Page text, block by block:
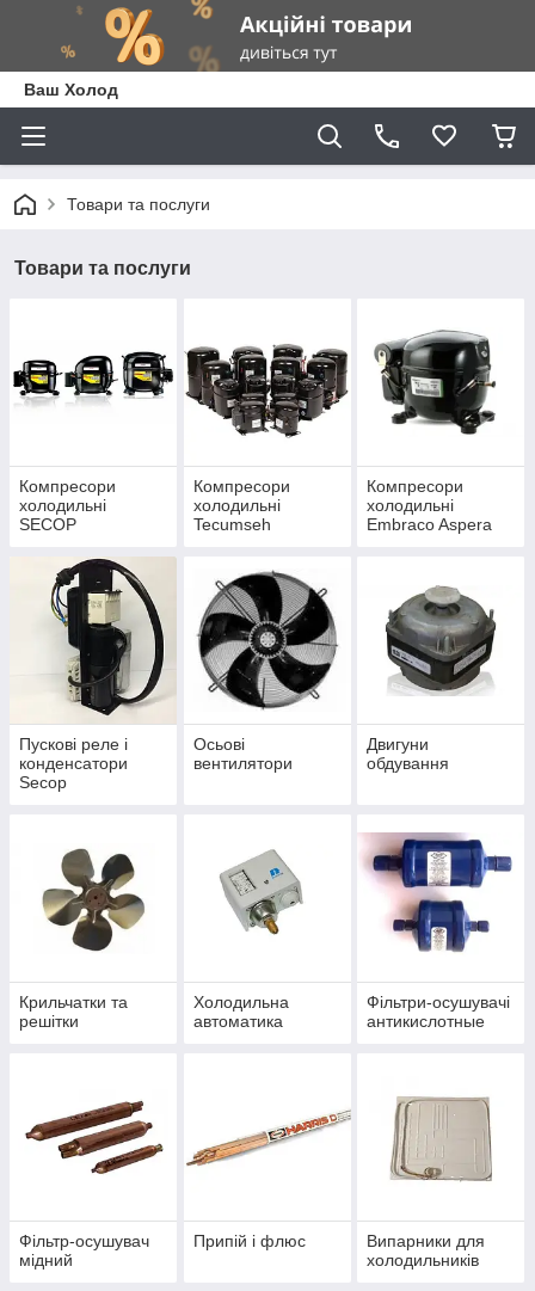
Ваш Холод
Товари та послуги
Товари та послуги
Компресори
холодильні
SECOP
Компресори
холодильні
Tecumseh
Компресори
холодильні
Embraco Aspera
Пускові реле і
конденсатори
Secop
Осьові
вентилятори
Двигуни
обдування
Крильчатки та
решітки
Холодильна
автоматика
Фільтри-осушувачі
антикислотные
Фільтр-осушувач
мідний
Припій і флюс
Випарники для
холодильників